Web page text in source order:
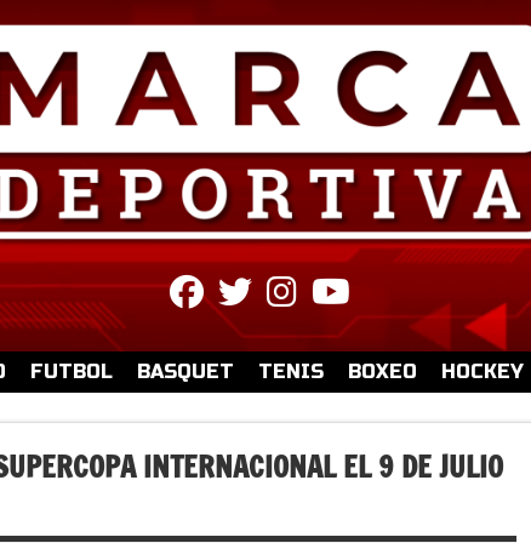
fab
fa-
facebook
fab
fa-
twitter
fab
fa-
instagram
fa-
youtube
FUTBOL BASQUET TENIS BOXEO HOCKEY
INTERNACIONAL EL 9 DE JULIO